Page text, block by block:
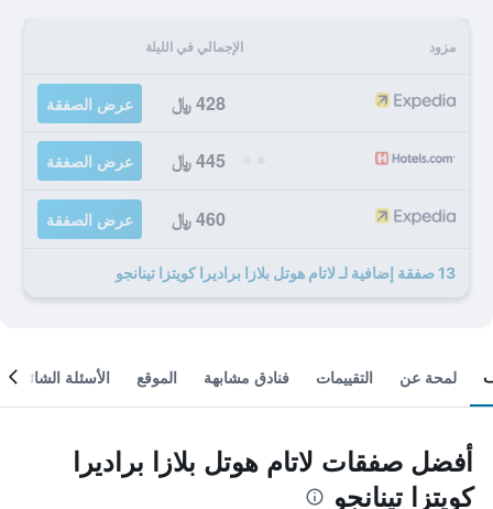
مزود الإجمالي في الليلة
428 ﷼ عرض الصفقة
445 ﷼ عرض الصفقة
460 ﷼ عرض الصفقة
13 صفقة إضافية لـ لاتام هوتل بلازا براديرا كويتزا تينانجو
لمحة عن التقييمات فنادق مشابهة الموقع الأسئلة الشائعة
أفضل صفقات لاتام هوتل بلازا براديرا
كويتزا تينانجو